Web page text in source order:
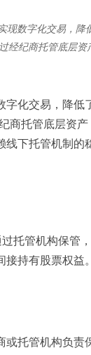
数字化交易，
纪商托管底层
化交易，降
商托管底层资
下托管机制的
托管机构保管
持有股票权
托管机构负